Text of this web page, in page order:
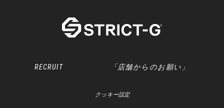
RECRUIT 「店舗からのお願い」
クッキー設定